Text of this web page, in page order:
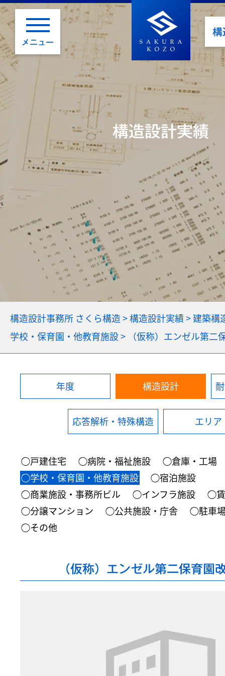
メニュー
構
構造設計実績
構造設計事務所 さくら構造>構造設計実績>建築構
学校・保育園・他教育施設> （仮称）エンゼル第二
年度 構造設計
応答解析・特殊構造 エリア
◯戸建住宅 ◯病院・福祉施設
◯倉庫・工場
◯学校・保育園・他教育施設
◯宿泊施設
◯商業施設・事務所ビル
◯インフラ施設
◯賃
◯分譲マンション
◯公共施設・庁舎
◯駐車
◯その他
（仮称）エンゼル第二保育園